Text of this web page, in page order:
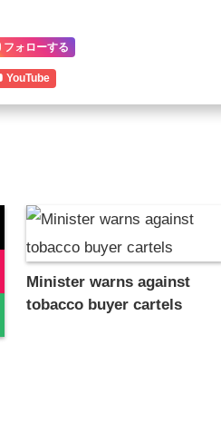
フォローする
YouTube
Minister warns against
tobacco buyer cartels